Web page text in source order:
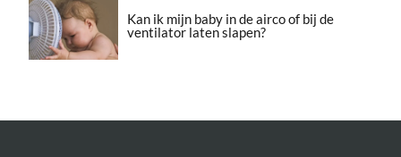
Kan ik mijn baby in de airco of bij de
ventilator laten slapen?